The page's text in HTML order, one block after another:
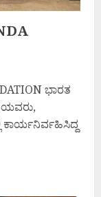
ಭಾರತ